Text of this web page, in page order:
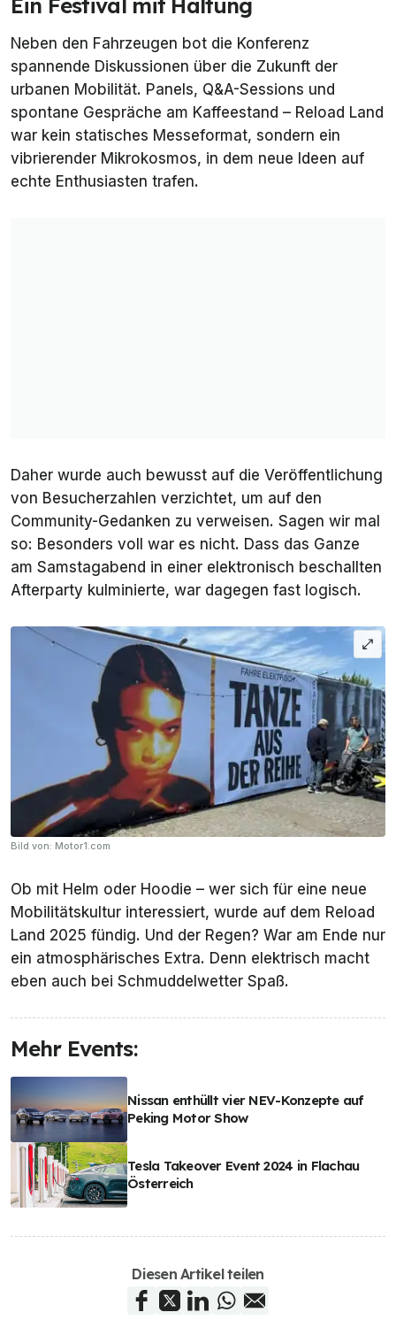
Neben den Fahrzeugen bot die Konferenz
spannende Diskussionen über die Zukunft der
urbanen Mobilität. Panels, Q&A-Sessions und
spontane Gespräche am Kaffeestand – Reload Land
war kein statisches Messeformat, sondern ein
vibrierender Mikrokosmos, in dem neue Ideen auf
echte Enthusiasten trafen.
Daher wurde auch bewusst auf die Veröffentlichung
von Besucherzahlen verzichtet, um auf den
Community-Gedanken zu verweisen. Sagen wir mal
so: Besonders voll war es nicht. Dass das Ganze
am Samstagabend in einer elektronisch beschallten
Afterparty kulminierte, war dagegen fast logisch.
Bild von: Motor1.com
Ob mit Helm oder Hoodie – wer sich für eine neue
Mobilitätskultur interessiert, wurde auf dem Reload
Land 2025 fündig. Und der Regen? War am Ende nur
ein atmosphärisches Extra. Denn elektrisch macht
eben auch bei Schmuddelwetter Spaß.
Mehr Events:
Nissan enthüllt vier NEV-Konzepte auf
Peking Motor Show
Tesla Takeover Event 2024 in Flachau
Österreich
Diesen Artikel teilen